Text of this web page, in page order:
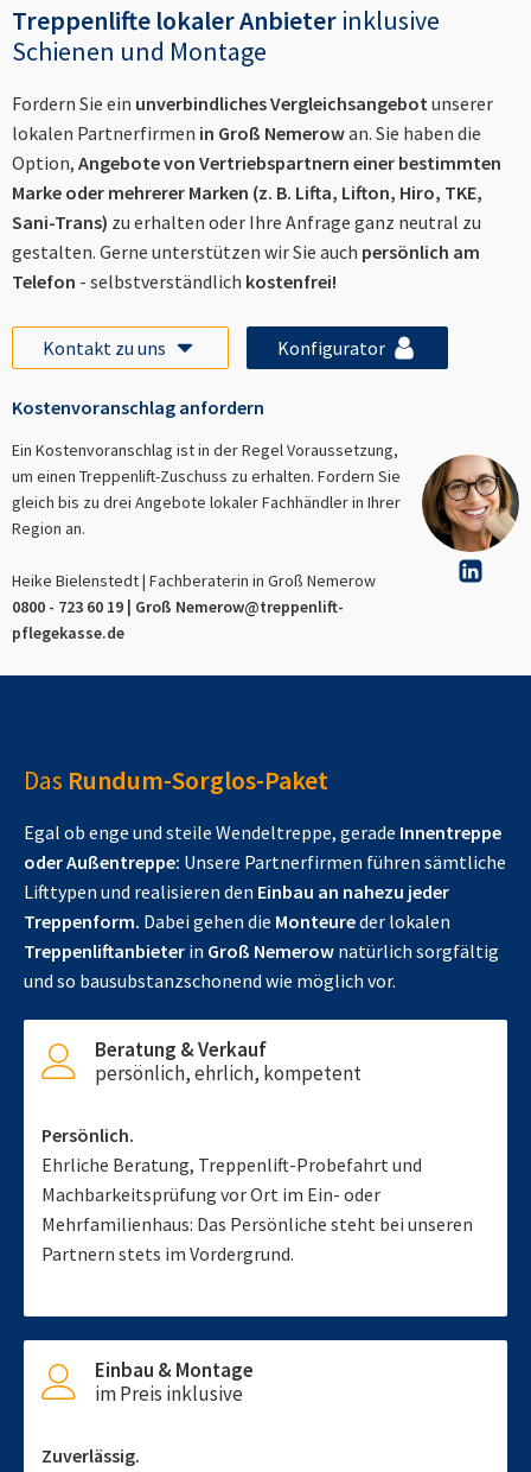
Treppenlifte lokaler Anbieter inklusive
Schienen und Montage
Fordern Sie ein unverbindliches Vergleichsangebotunserer
lokalen Partnerfirmen in Groß Nemerowan. Sie haben die
Option, Angebote von Vertriebspartnern einer bestimmten
Marke oder mehrerer Marken (z. B. Lifta, Lifton, Hiro, TKE,
Sani-Trans) zu erhalten oder Ihre Anfrage ganz neutral zu
gestalten. Gerne unterstützen wir Sie auch persönlich am
Telefon - selbstverständlich kostenfrei!
Kontakt zu uns Konfigurator
Kostenvoranschlag anfordern
Ein Kostenvoranschlag ist in der Regel Voraussetzung,
um einen Treppenlift-Zuschuss zu erhalten. Fordern Sie
gleich bis zu drei Angebote lokaler Fachhändler in Ihrer
Region an.
Heike Bielenstedt | Fachberaterin in Groß Nemerow
0800 - 723 60 19 | Groß Nemerow@treppenlift-
pflegekasse.de
Das Rundum-Sorglos-Paket
Egal ob enge und steile Wendeltreppe, gerade Innentreppe
oder Außentreppe: Unsere Partnerfirmen führen sämtliche
Lifttypen und realisieren den Einbau an nahezu jeder
Treppenform. Dabei gehen die Monteureder lokalen
Treppenliftanbieter in Groß Nemerow natürlich sorgfältig
und so bausubstanzschonend wie möglich vor.
Beratung & Verkauf
persönlich, ehrlich, kompetent
Persönlich.
Ehrliche Beratung, Treppenlift-Probefahrt und
Machbarkeitsprüfung vor Ort im Ein- oder
Mehrfamilienhaus: Das Persönliche steht bei unseren
Partnern stets im Vordergrund.
Einbau & Montage
im Preis inklusive
Zuverlässig.